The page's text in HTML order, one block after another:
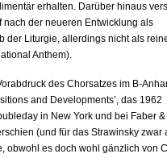
erhalten. Darüber hinaus
nach der neueren Entwicklung als
der Liturgie, allerdings nicht als
Anthem).
des Chorsatzes im B-
and Developments’, das 1962
in New York und bei Faber &
(und für das Strawinsky zwar
obwohl es doch wohl gänzlich von